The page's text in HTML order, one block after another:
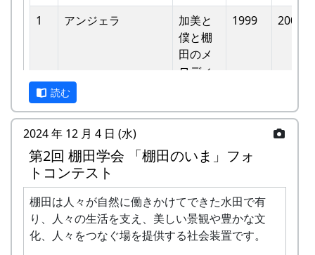
1
アンジェラ
加美と
僕と棚
⽥のメ
ロディ
1999 2002
- アンジェラ
⽥の中
- アンジェラ
棚⽥の
1999
- アンジェラ
棚⽥の
ステー
ジへ
1999
読む
2024 年 12 月 4 日 (水)
第2回 棚田学会 「棚田のいま」フォ
トコンテスト
棚田は人々が自然に働きかけてできた水田で有
り、人々の生活を支え、美しい景観や豊かな文
化、人々をつなぐ場を提供する社会装置です。